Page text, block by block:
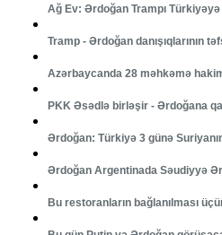
Ağ Ev: Ərdoğan Trampı
Tramp - Ərdoğan danışıqlarının
Azərbaycanda 28 məhkəmə
PKK Əsədlə birləşir - Ərdoğana
Ərdoğan: Türkiyə 3 günə
Ərdoğan Argentinada Səudiyyə
Bu restoranların bağlanılması